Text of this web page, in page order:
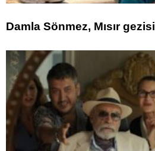
Damla Sönmez, Mısır